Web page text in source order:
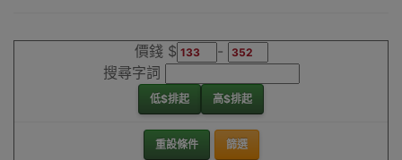
價錢 $
-
搜尋字詞
低$排起 高$排起
重設條件 篩選